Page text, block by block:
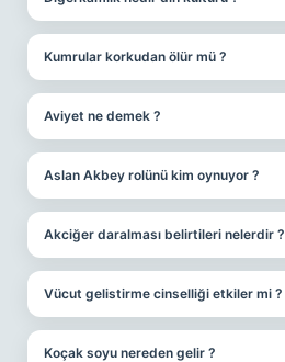
Kumrular korkudan ölür mü ?
Aviyet ne demek ?
Aslan Akbey rolünü kim oynuyor ?
Akciğer daralması belirtileri nelerdir ?
Vücut gelistirme cinselliği etkiler mi ?
Koçak soyu nereden gelir ?